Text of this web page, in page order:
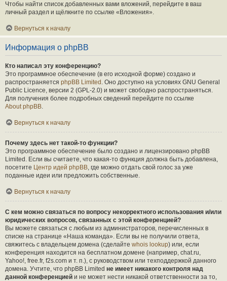
Чтобы найти список добавленных вами вложений, перейдите в ваш
личный раздел и щёлкните по ссылке «Вложения».
Вернуться к началу
Информация о phpBB
Кто написал эту конференцию?
Это программное обеспечение (в его исходной форме) создано и
распространяется phpBB Limited . Оно доступно на условиях GNU General
Public Licence, версии 2 (GPL-2.0) и может свободно распространяться.
Для получения более подробных сведений перейдите по ссылке
About phpBB.
Вернуться к началу
Почему здесь нет такой-то функции?
Это программное обеспечение было создано и лицензировано phpBB
Limited. Если вы считаете, что какая-то функция должна быть добавлена,
посетите Центр идей phpBB, где можно отдать свой голос за уже
поданные идеи или предложить собственные.
Вернуться к началу
С кем можно связаться по вопросу некорректного использования и/или
юридических вопросов, связанных с этой конференцией?
Вы можете связаться с любым из администраторов, перечисленных в
списке на странице «Наша команда». Если вы не получили ответа,
свяжитесь с владельцем домена (сделайте whois lookup) или, если
конференция находится на бесплатном домене (например, chat.ru,
Yahoo!, free.fr, f2s.com и т. п.), с руководством или техподдержкой данного
домена. Учтите, что phpBB Limited не имеет никакого контроля над
данной конференцией и не может нести никакой ответственности за то,